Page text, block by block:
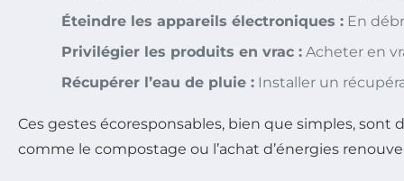
Éteindre les appareils électroniques : En
Privilégier les produits en vrac : Acheter en
Récupérer l’eau de pluie : Installer un
Ces gestes écoresponsables, bien que simples,
comme le compostage ou l’achat d’énergies